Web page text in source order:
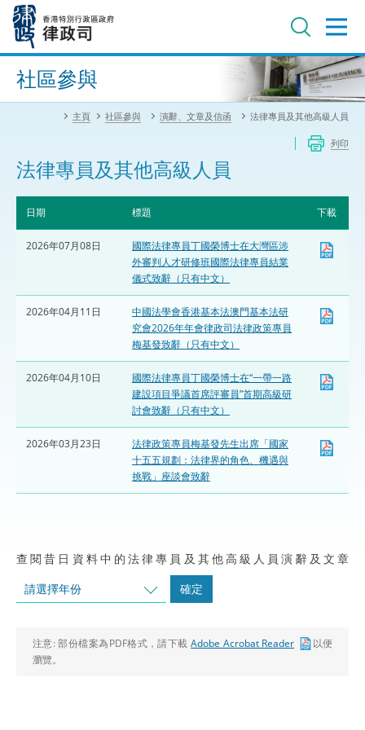
內
進階搜尋
社區參與
主頁 社區參與 演辭、文章及信函 法律專員及其他高級人員
列印
法律專員及其他高級人員
日期 標題 下載
2026年07月08日
國際法律專員丁國榮博士在大灣區涉
外審判人才研修班國際法律專員結業
儀式致辭（只有中文）
2026年04月11日
中國法學會香港基本法澳門基本法研
究會2026年年會律政司法律政策專員
梅基發致辭（只有中文）
2026年04月10日
國際法律專員丁國榮博士在“一帶一路
建設項目爭議首席評審員”首期高級研
討會致辭（只有中文）
2026年03月23日
法律政策專員梅基發先生出席「國家
十五五規劃：法律界的角色、機遇與
挑戰」座談會致辭
查閱昔日資料中的法律專員及其他高級人員演辭及文章
請選擇年份
確定
注意:部份檔案為PDF格式，請下載Adobe Acrobat Reader
以便
瀏覽。